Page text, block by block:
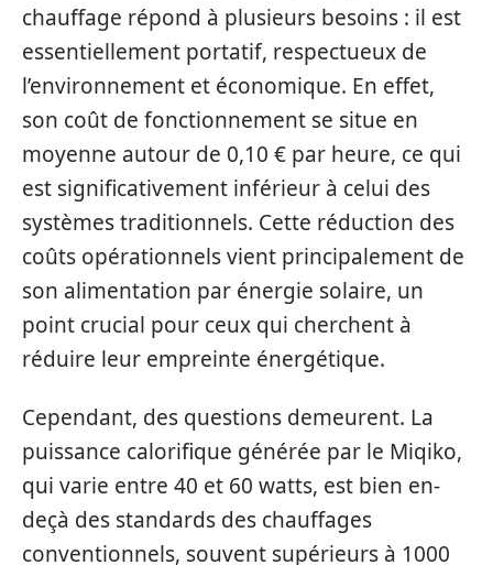
chauffage répond à plusieurs besoins : il est
essentiellement portatif, respectueux de
l’environnement et économique. En effet,
son coût de fonctionnement se situe en
moyenne autour de 0,10 € par heure, ce qui
est significativement inférieur à celui des
systèmes traditionnels. Cette réduction des
coûts opérationnels vient principalement de
son alimentation par énergie solaire, un
point crucial pour ceux qui cherchent à
réduire leur empreinte énergétique.
Cependant, des questions demeurent. La
puissance calorifique générée par le Miqiko,
qui varie entre 40 et 60 watts, est bien en-
deçà des standards des chauffages
conventionnels, souvent supérieurs à 1000